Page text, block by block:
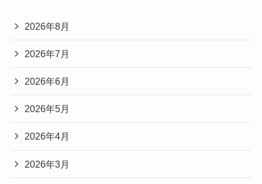
2026年8月
2026年7月
2026年6月
2026年5月
2026年4月
2026年3月